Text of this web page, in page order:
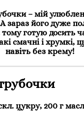
– мій
зараз його дуже
тому готую досить
смачні і хрумкі,
навіть без крему!
цукру, 200 г